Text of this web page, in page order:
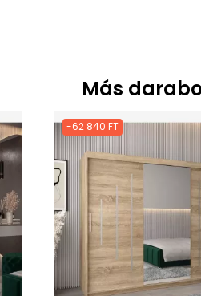
Más
-62 840 FT